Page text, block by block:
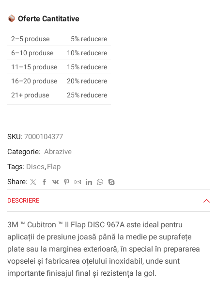
™
™
Flap
Disc
967a,
178
Oferte Cantitative
2–5 produse
5% reducere
6–10 produse
10% reducere
11–15 produse
15% reducere
16–20 produse
20% reducere
21+ produse
25% reducere
SKU: 7000104377
Categorie: Abrazive
Tags: Discs,Flap
Share:
DESCRIERE
3M ™ Cubitron ™ II Flap DISC 967A este ideal pentru
aplicații de presiune joasă până la medie pe suprafețe
plate sau la marginea exterioară, în special în prepararea
vopselei și fabricarea oțelului inoxidabil, unde sunt
importante finisajul final și rezistența la gol.